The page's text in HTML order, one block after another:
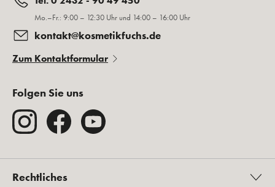
Mo.–Fr.: 9:00 – 12:30 Uhr und 14:00 – 16:00 Uhr
kontakt@kosmetikfuchs.de
Zum Kontaktformular
Folgen Sie uns
Rechtliches